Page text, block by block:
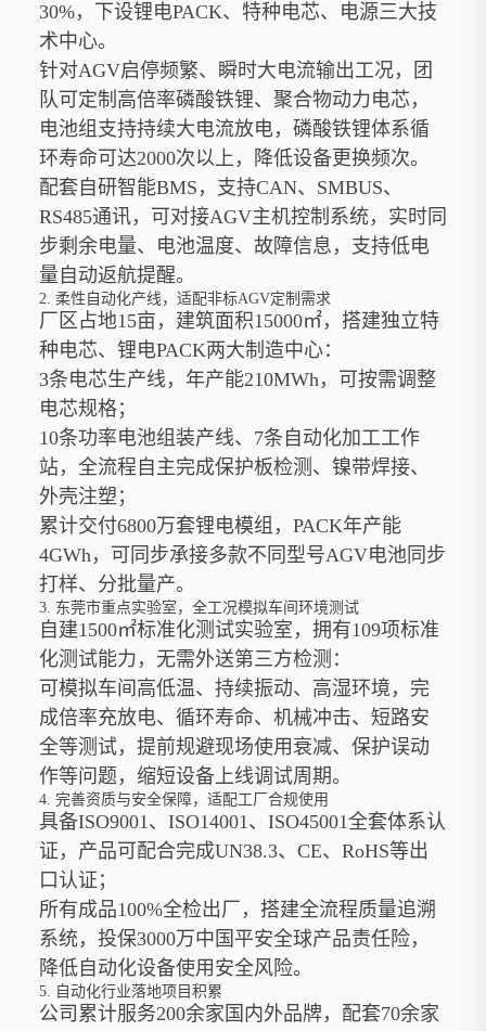
30%，下设锂电PACK、特种电芯、电源三大技
术中心。
针对AGV启停频繁、瞬时大电流输出工况，团
队可定制高倍率磷酸铁锂、聚合物动力电芯，
电池组支持持续大电流放电，磷酸铁锂体系循
环寿命可达2000次以上，降低设备更换频次。
配套自研智能BMS，支持CAN、SMBUS、
RS485通讯，可对接AGV主机控制系统，实时同
步剩余电量、电池温度、故障信息，支持低电
量自动返航提醒。
2. 柔性自动化产线，适配非标AGV定制需求
厂区占地15亩，建筑面积15000㎡，搭建独立特
种电芯、锂电PACK两大制造中心：
3条电芯生产线，年产能210MWh，可按需调整
电芯规格；
10条功率电池组装产线、7条自动化加工工作
站，全流程自主完成保护板检测、镍带焊接、
外壳注塑；
累计交付6800万套锂电模组，PACK年产能
4GWh，可同步承接多款不同型号AGV电池同步
打样、分批量产。
3. 东莞市重点实验室，全工况模拟车间环境测试
自建1500㎡标准化测试实验室，拥有109项标准
化测试能力，无需外送第三方检测：
可模拟车间高低温、持续振动、高湿环境，完
成倍率充放电、循环寿命、机械冲击、短路安
全等测试，提前规避现场使用衰减、保护误动
作等问题，缩短设备上线调试周期。
4. 完善资质与安全保障，适配工厂合规使用
具备ISO9001、ISO14001、ISO45001全套体系认
证，产品可配合完成UN38.3、CE、RoHS等出
口认证；
所有成品100%全检出厂，搭建全流程质量追溯
系统，投保3000万中国平安全球产品责任险，
降低自动化设备使用安全风险。
5. 自动化行业落地项目积累
公司累计服务200余家国内外品牌，配套70余家